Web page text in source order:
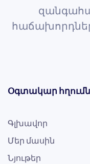
Օգտակար
Գլխավոր
Մեր մասին
Նյութեր